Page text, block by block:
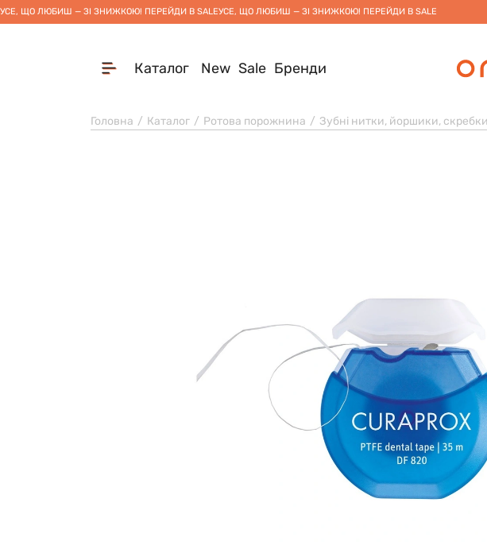
УСЕ, ЩО ЛЮБИШ — ЗІ ЗНИЖКОЮ! ПЕРЕЙДИ В SALEУСЕ, ЩО ЛЮБИШ — ЗІ ЗНИЖКОЮ! ПЕРЕЙДИ В SALE
Каталог New Sale Бренди
Головна Каталог Ротова порожнина Зубні нитки, йоршики, скребки